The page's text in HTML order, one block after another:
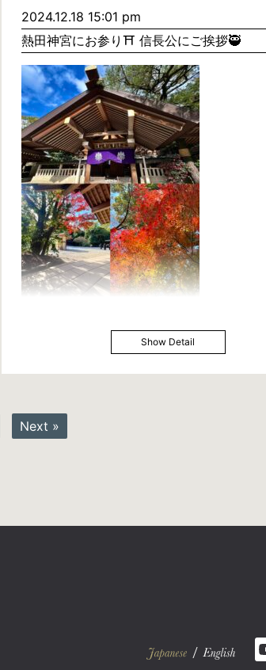
2024.12.18 15:01 pm
熱田神宮にお参り⛩️ 信長公にご挨拶🥷
Show Detail
Next »